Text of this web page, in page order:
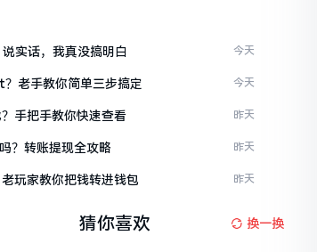
实话，我真没搞明白 今天
老手教你简单三步搞定 今天
手把手教你快速查看 昨天
？转账提现全攻略 昨天
玩家教你把钱转进钱包 昨天
猜你喜欢 换一换